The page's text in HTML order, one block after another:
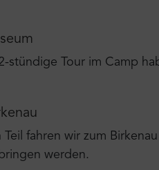
stündige Tour im Camp
Teil fahren wir zum
werden.